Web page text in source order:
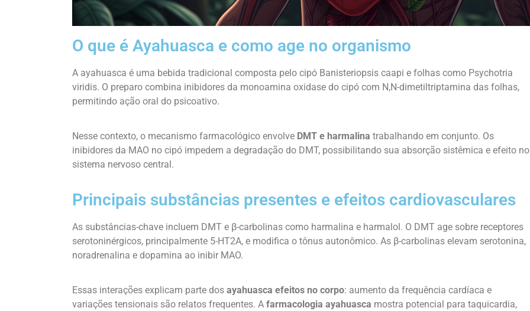
O que é Ayahuasca e como age no organismo
A ayahuasca é uma bebida tradicional composta pelo cipó Banisteriopsis caapi e folhas como Psychotria
viridis. O preparo combina inibidores da monoamina oxidase do cipó com N,N-dimetiltriptamina das folhas,
permitindo ação oral do psicoativo.
Nesse contexto, o mecanismo farmacológico envolve DMT e harmalina trabalhando em conjunto. Os
inibidores da MAO no cipó impedem a degradação do DMT, possibilitando sua absorção sistêmica e efeito no
sistema nervoso central.
Principais substâncias presentes e efeitos cardiovasculares
As substâncias-chave incluem DMT e β-carbolinas como harmalina e harmalol. O DMT age sobre receptores
serotoninérgicos, principalmente 5-HT2A, e modifica o tônus autonômico. As β-carbolinas elevam serotonina,
noradrenalina e dopamina ao inibir MAO.
Essas interações explicam parte dos ayahuasca efeitos no corpo: aumento da frequência cardíaca e
variações tensionais são relatos frequentes. A farmacologia ayahuasca mostra potencial para taquicardia,